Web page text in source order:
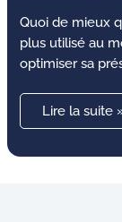
Quoi de mieux
plus utilisé au
optimiser sa
Lire la suite